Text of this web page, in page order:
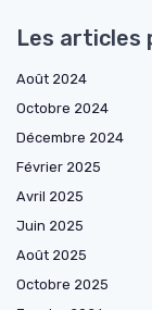
Les articles
Août 2024
Octobre 2024
Décembre 2024
Février 2025
Avril 2025
Juin 2025
Août 2025
Octobre 2025